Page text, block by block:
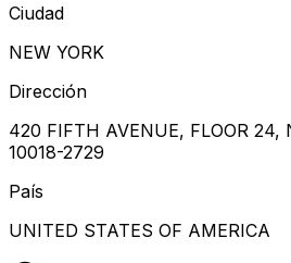
Ciudad
NEW YORK
Dirección
420 FIFTH AVENUE, FLOOR 24,
10018-2729
País
UNITED STATES OF AMERICA